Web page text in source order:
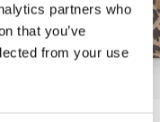
partners who
that you’ve
from your use